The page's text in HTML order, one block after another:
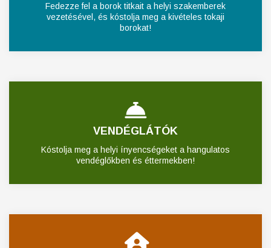
Fedezze fel a borok titkait a helyi szakemberek
vezetésével, és kóstolja meg a kivételes tokaji
borokat!
VENDÉGLÁTÓK
Kóstolja meg a helyi ínyencségeket a hangulatos
vendéglőkben és éttermekben!